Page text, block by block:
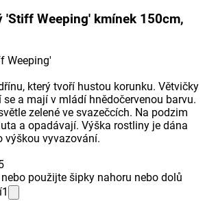
'Stiff Weeping' kmínek 150cm,
Weeping'
který tvoří hustou korunku. Větvičky
a mají v mládí hnědočervenou barvu.
zelené ve svazečcích. Na podzim
a opadávají. Výška rostliny je dána
výškou vyvazování.
použijte šipky nahoru nebo dolů
1